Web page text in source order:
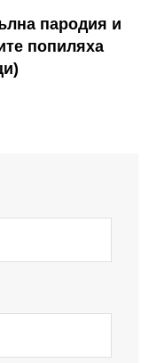
пародия и
попиляха